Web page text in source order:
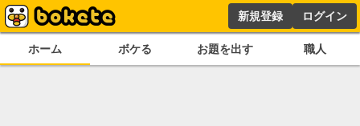
新規登録 ログイン
ホーム ボケる お題を出す 職人